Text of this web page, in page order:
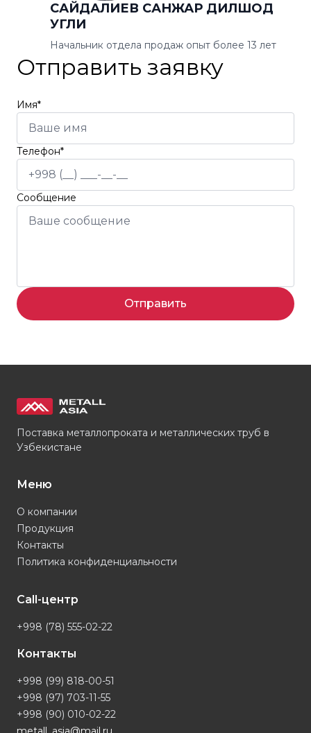
САЙДАЛИЕВ САНЖАР ДИЛШОД
УГЛИ
Начальник отдела продаж опыт более 13 лет
Отправить заявку
Имя*
Телефон*
Сообщение
Отправить
Поставка металлопроката и металлических труб в
Узбекистане
Меню
О компании
Продукция
Контакты
Политика конфиденциальности
Call-центр
+998 (78) 555-02-22
Контакты
+998 (99) 818-00-51
+998 (97) 703-11-55
+998 (90) 010-02-22